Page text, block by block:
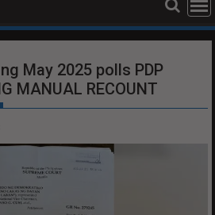
May 2025 polls PDP
MANUAL RECOUNT